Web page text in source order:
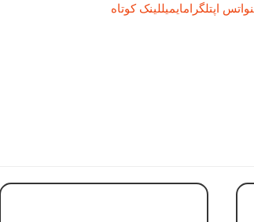
واتس اپتلگرامایمیللینک کوتاه